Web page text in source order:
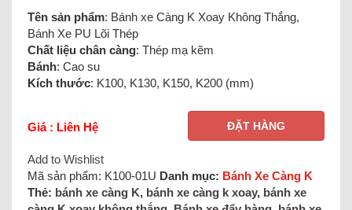
Tên sản phẩm: Bánh xe Càng K Xoay Không Thắng,
Bánh Xe PU Lõi Thép
Chất liệu chân càng: Thép mạ kẽm
Bánh: Cao su
Kích thước: K100, K130, K150, K200 (mm)
Giá : Liên Hệ ĐẶT HÀNG
Add to Wishlist
Mã sản phẩm: K100-01U Danh mục: Bánh Xe Càng K
Thẻ: bánh xe càng K, bánh xe càng k xoay, bánh xe